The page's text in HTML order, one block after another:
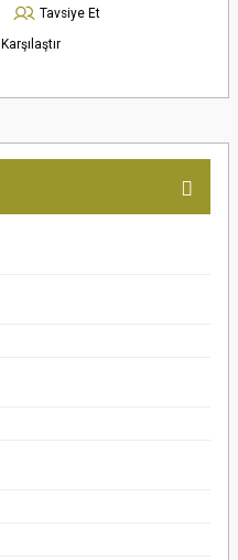
Tavsiye Et
Karşılaştır